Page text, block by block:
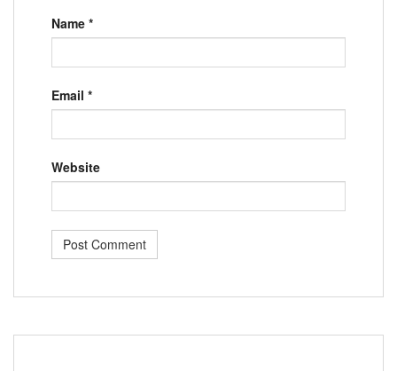
Name *
Email *
Website